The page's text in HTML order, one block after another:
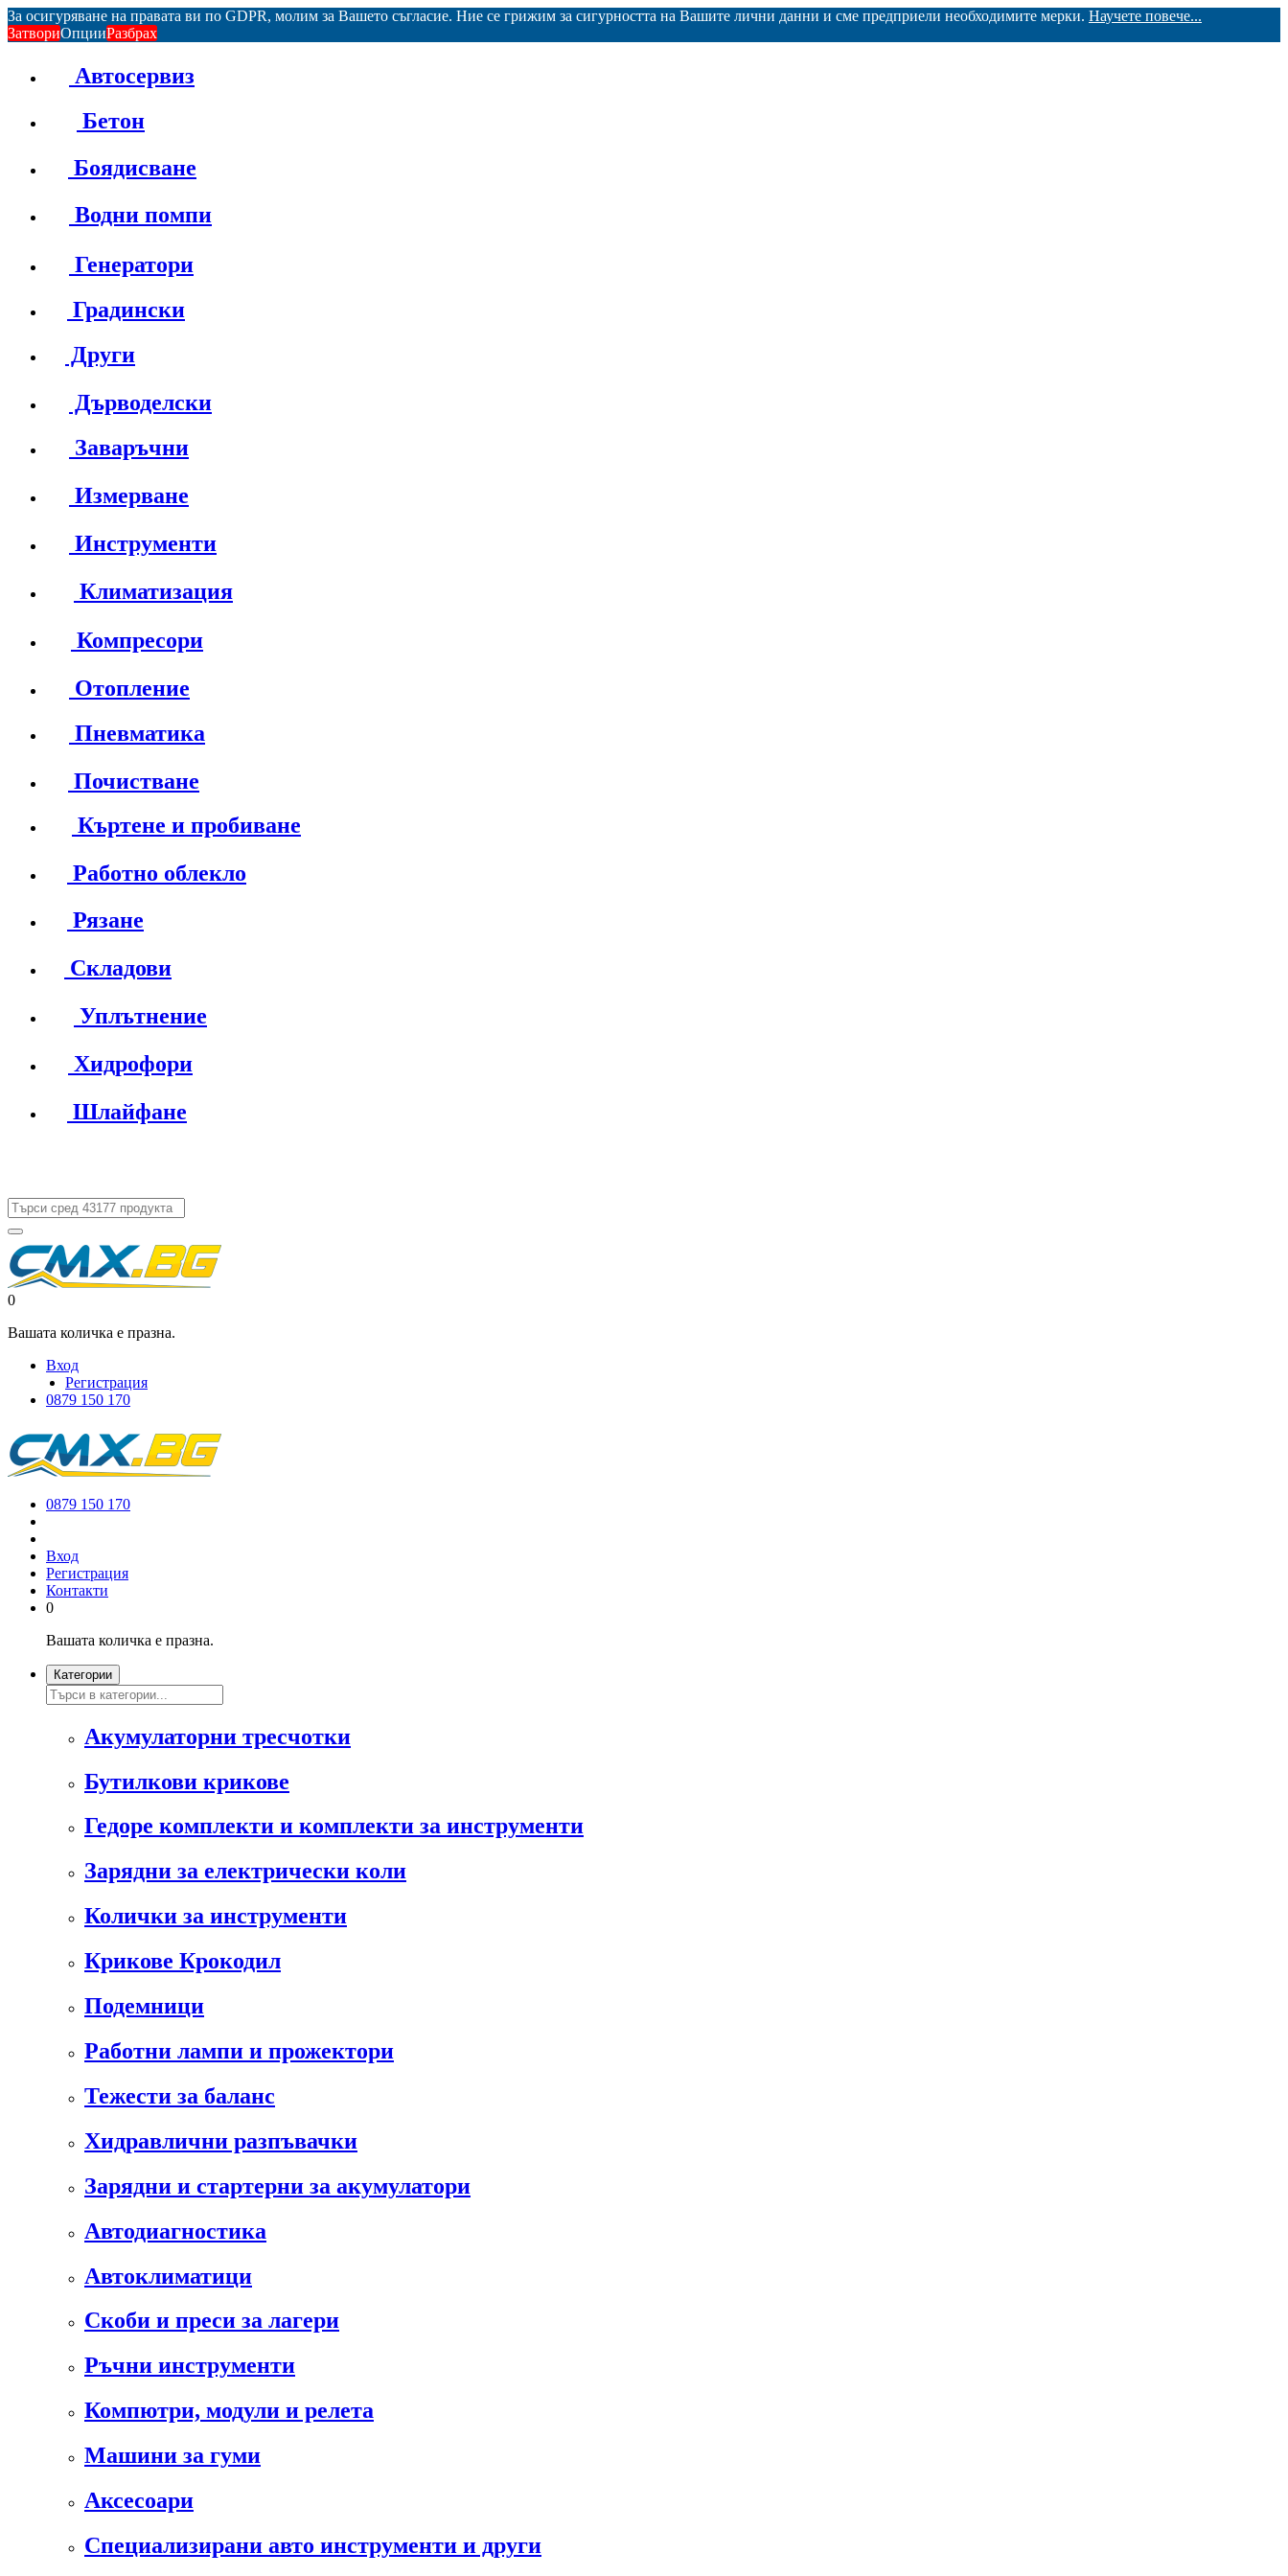
За осигуряване на правата ви по GDPR, молим за Вашето съгласие. Ние се грижим за сигурността на Вашите лични данни и сме предприели необходимите мерки. Научете повече...
ЗатвориОпцииРазбрах
Автосервиз
Бетон
Боядисване
Водни помпи
Генератори
Градински
Други
Дърводелски
Заваръчни
Измерване
Инструменти
Климатизация
Компресори
Отопление
Пневматика
Почистване
Къртене и пробиване
Работно облекло
Рязане
Складови
Уплътнение
Хидрофори
Шлайфане
0
Вашата количка е празна.
Вход
Регистрация
0879 150 170
0879 150 170
Вход
Регистрация
Контакти
0
Вашата количка е празна.
Категории
Акумулаторни тресчотки
Бутилкови крикове
Гедоре комплекти и комплекти за инструменти
Зарядни за електрически коли
Колички за инструменти
Крикове Крокодил
Подемници
Работни лампи и прожектори
Тежести за баланс
Хидравлични разпъвачки
Зарядни и стартерни за акумулатори
Автодиагностика
Автоклиматици
Скоби и преси за лагери
Ръчни инструменти
Компютри, модули и релета
Машини за гуми
Аксесоари
Специализирани авто инструменти и други